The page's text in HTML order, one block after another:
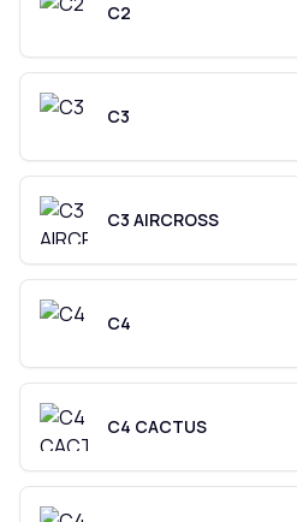
C2
C3
C3 AIRCROSS
C4
C4 CACTUS